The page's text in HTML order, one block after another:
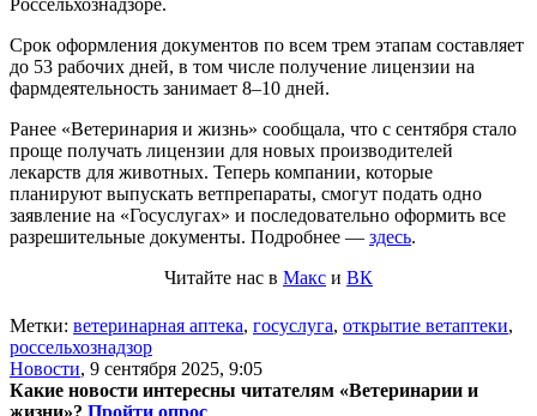
Россельхознадзоре.
Срок оформления документов по всем трем этапам составляет
до 53 рабочих дней, в том числе получение лицензии на
фармдеятельность занимает 8–10 дней.
Ранее «Ветеринария и жизнь» сообщала, что с сентября стало
проще получать лицензии для новых производителей
лекарств для животных. Теперь компании, которые
планируют выпускать ветпрепараты, смогут подать одно
заявление на «Госуслугах» и последовательно оформить все
разрешительные документы. Подробнее — здесь.
Читайте нас в Макс и ВК
Метки: ветеринарная аптека, госуслуга, открытие ветаптеки,
россельхознадзор
Новости, 9 сентября 2025, 9:05
Какие новости интересны читателям «Ветеринарии и